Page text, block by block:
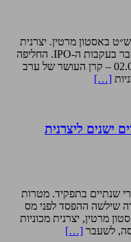
להשקיע 200 מיליון ליש״ט באסטון מרטין. יצרנית
הרכב הבריטית מתקשה להתאושש מהמשבר בעקבות ה-IPO. החליפה
שני בוסים בתוך שנתיים. אוטוניוז, 02.07.2022 – קרן העושר של ערב
[…]
ישנים ליצרנית
שנתיים בתפקיד. מטרות
שילשה ההפסד לפני מס
אוטוניוז, 12.05.2022 – אסטון מרטין, יצרנית מכוניות
לשעבר […]